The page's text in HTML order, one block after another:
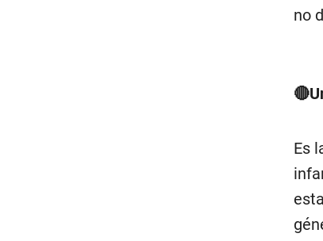
no
Es